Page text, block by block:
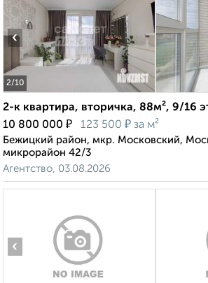
2/10
‹
2-к квартира, вторичка, 88м², 9/16
10 800 000 ₽ 123 500 ₽ за м²
Бежицкий район, мкр. Московский,
микрорайон 42/3
Агентство, 03.08.2026
‹